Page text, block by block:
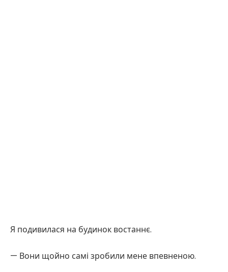
Я подивилася на будинок востаннє.
— Вони щойно самі зробили мене впевненою.